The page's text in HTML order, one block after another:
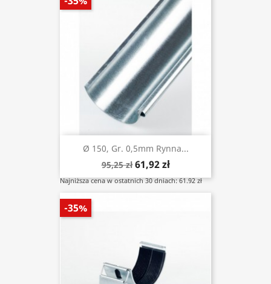
Ø 150, Gr. 0,5mm Rynna...
95,25 zł 61,92 zł
Najniższa cena w ostatnich 30 dniach: 61.92 zł
-35%